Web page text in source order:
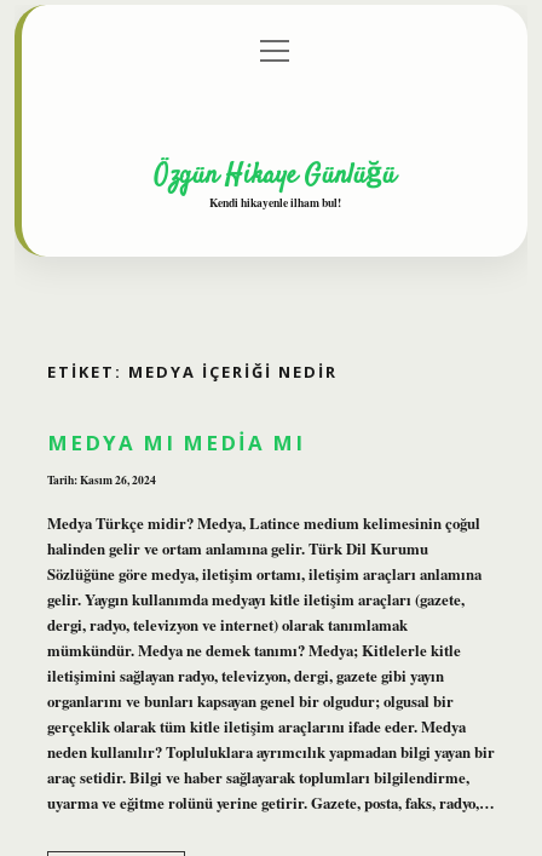
Gizlilik Politikası
menüyü
aç
Özgün Hikaye Günlüğü
Kendi hikayenle ilham bul!
ETIKET: MEDYA IÇERIĞI NEDIR
MEDYA MI MEDIA MI
Tarih: Kasım 26, 2024
Medya Türkçe midir? Medya, Latince medium kelimesinin çoğul
halinden gelir ve ortam anlamına gelir. Türk Dil Kurumu
Sözlüğüne göre medya, iletişim ortamı, iletişim araçları anlamına
gelir. Yaygın kullanımda medyayı kitle iletişim araçları (gazete,
dergi, radyo, televizyon ve internet) olarak tanımlamak
mümkündür. Medya ne demek tanımı? Medya; Kitlelerle kitle
iletişimini sağlayan radyo, televizyon, dergi, gazete gibi yayın
organlarını ve bunları kapsayan genel bir olgudur; olgusal bir
gerçeklik olarak tüm kitle iletişim araçlarını ifade eder. Medya
neden kullanılır? Topluluklara ayrımcılık yapmadan bilgi yayan bir
araç setidir. Bilgi ve haber sağlayarak toplumları bilgilendirme,
uyarma ve eğitme rolünü yerine getirir. Gazete, posta, faks, radyo,…